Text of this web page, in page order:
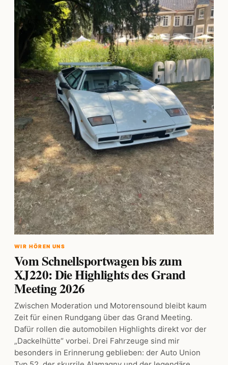
WIR HÖREN UNS
Vom Schnellsportwagen bis zum
XJ220: Die Highlights des Grand
Meeting 2026
Zwischen Moderation und Motorensound bleibt kaum
Zeit für einen Rundgang über das Grand Meeting.
Dafür rollen die automobilen Highlights direkt vor der
„Dackelhütte“ vorbei. Drei Fahrzeuge sind mir
besonders in Erinnerung geblieben: der Auto Union